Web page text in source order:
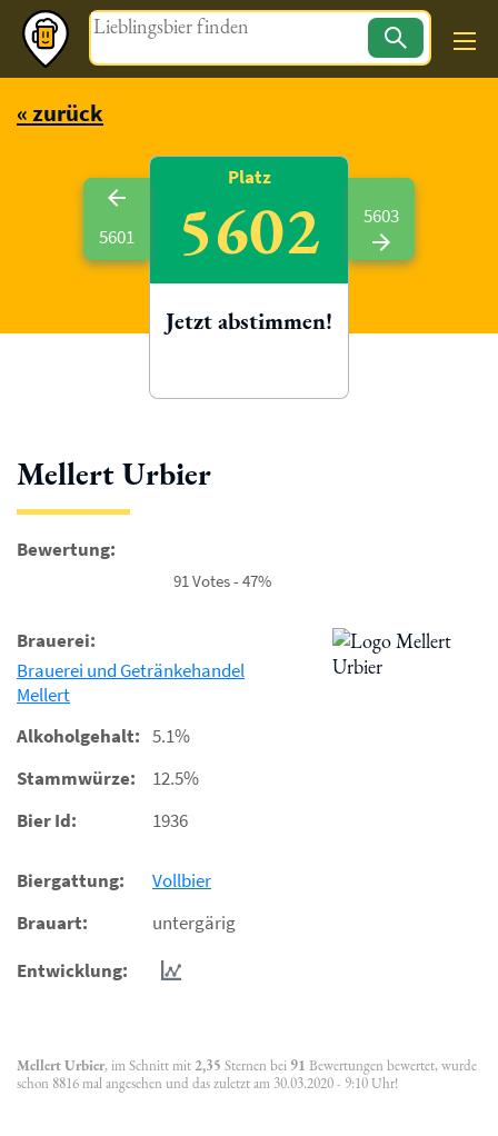
Magazin
« zurück
Mellert Urbier
Bewertung:
91 Votes - 47%
Brauerei:
Brauerei und Getränkehandel
Mellert
Alkoholgehalt: 5.1%
Stammwürze:
12.5%
Bier Id:
1936
Biergattung:
Vollbier
Brauart:
untergärig
Entwicklung:
Mellert Urbier, im Schnitt mit 2,35 Sternen bei 91 Bewertungen bewertet, wurde
schon 8816 mal angesehen und das zuletzt am 30.03.2020 - 9:10 Uhr!
5601
Platz
5602
Jetzt abstimmen!
5603